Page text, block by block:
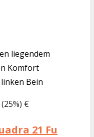
liegendem
Komfort
Bein
€
21 Fu